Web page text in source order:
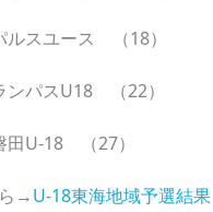
スユース （18）
パスU18 （22）
U-18 （27）
→U-18東海地域予選結果